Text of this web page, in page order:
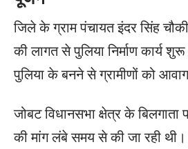
जिले के ग्राम पंचायत इंदर सिंह
की लागत से पुलिया निर्माण कार्य
पुलिया के बनने से ग्रामीणों को
जोबट विधानसभा क्षेत्र के बिलगाता
की मांग लंबे समय से की जा रही थी।